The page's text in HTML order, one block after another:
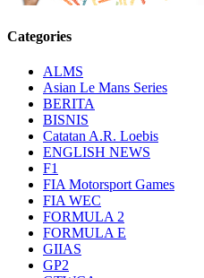
Categories
ALMS
Asian Le Mans Series
BERITA
BISNIS
Catatan A.R. Loebis
ENGLISH NEWS
F1
FIA Motorsport Games
FIA WEC
FORMULA 2
FORMULA E
GIIAS
GP2